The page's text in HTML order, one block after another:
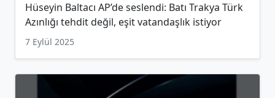
Hüseyin Baltacı AP’de seslendi: Batı Trakya Türk
Azınlığı tehdit değil, eşit vatandaşlık istiyor
7 Eylül 2025